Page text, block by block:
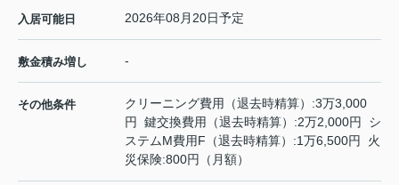
入居可能日 2026年08月20日予定
敷金積み増し -
その他条件
クリーニング費用（退去時精算）:3万3,000
円 鍵交換費用（退去時精算）:2万2,000円 シ
ステムM費用F（退去時精算）:1万6,500円 火
災保険:800円（月額）